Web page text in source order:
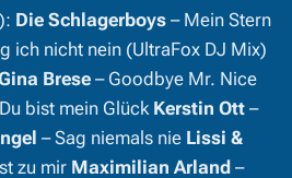
Die Schlagerboys – Mein Stern
ich nicht nein (UltraFox DJ Mix)
Brese – Goodbye Mr. Nice
bist mein GlückKerstin Ott –
– Sag niemals nie Lissi &
zu mir Maximilian Arland –